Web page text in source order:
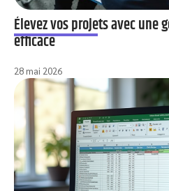
Élevez vos projets avec une
efficace
28 mai 2026